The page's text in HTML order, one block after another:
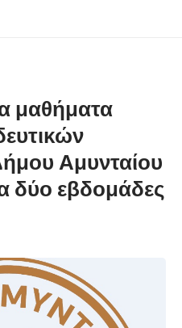
μαθήματα
Αμυνταίου
δύο εβδομάδες